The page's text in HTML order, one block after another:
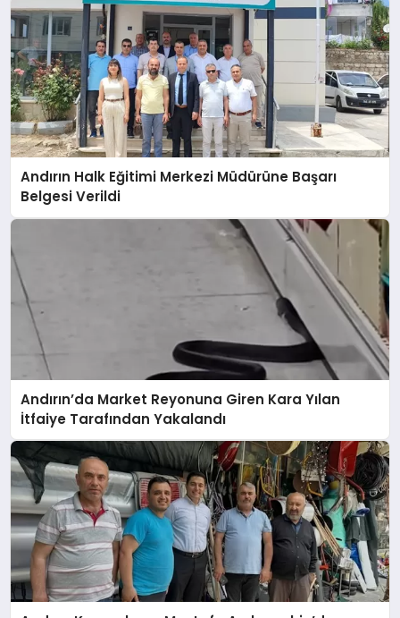
Andırın Halk Eğitimi Merkezi Müdürüne Başarı
Belgesi Verildi
Andırın’da Market Reyonuna Giren Kara Yılan
İtfaiye Tarafından Yakalandı